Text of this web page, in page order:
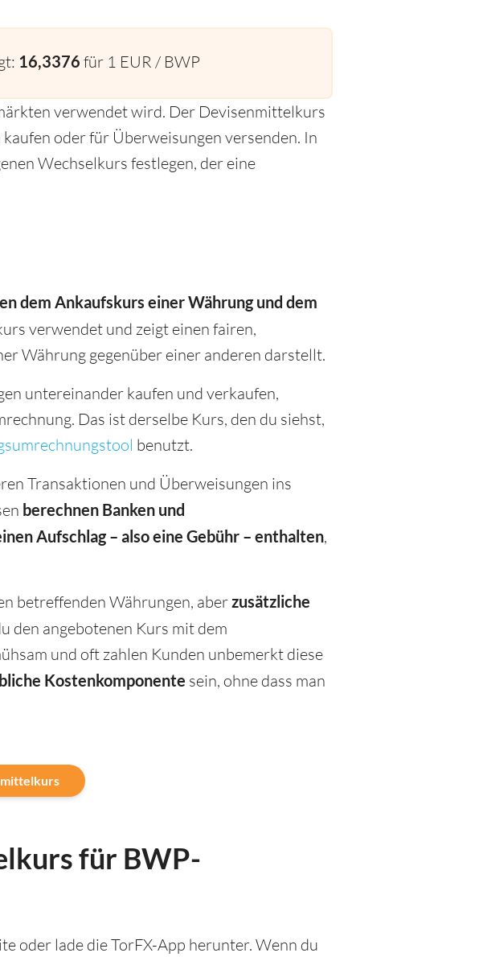
16,3376 für 1 EUR / BWP
verwendet wird. Der Devisenmittelkurs
oder für Überweisungen versenden. In
Wechselkurs festlegen, der eine
dem Ankaufskurs einer Währung und dem
verwendet und zeigt einen fairen,
Währung gegenüber einer anderen darstellt.
untereinander kaufen und verkaufen,
Das ist derselbe Kurs, den du siehst,
benutzt.
Transaktionen und Überweisungen ins
berechnen Banken und
Aufschlag – also eine Gebühr – enthalten,
betreffenden Währungen, aberzusätzliche
den angebotenen Kurs mit dem
und oft zahlen Kunden unbemerkt diese
Kostenkomponente sein, ohne dass man
für BWP-
oder lade die TorFX-App herunter. Wenn du